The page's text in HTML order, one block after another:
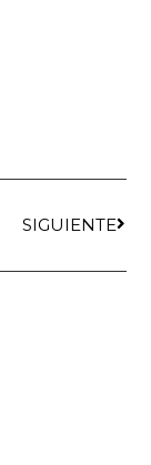
SIGUIENTE